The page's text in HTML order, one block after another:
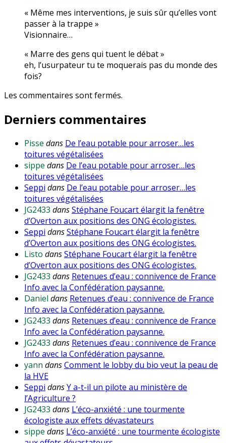
« Même mes interventions, je suis sûr qu’elles vont
passer à la trappe »
Visionnaire…
« Marre des gens qui tuent le débat »
eh, l’usurpateur tu te moquerais pas du monde des
fois?
Les commentaires sont fermés.
Derniers commentaires
Pisse dans De l’eau potable pour arroser…les
toitures végétalisées
sippe dans De l’eau potable pour arroser…les
toitures végétalisées
Seppi dans De l’eau potable pour arroser…les
toitures végétalisées
JG2433 dansStéphane Foucart élargit la fenêtre
d’Overton aux positions des ONG écologistes.
Seppi dansStéphane Foucart élargit la fenêtre
d’Overton aux positions des ONG écologistes.
Listo dansStéphane Foucart élargit la fenêtre
d’Overton aux positions des ONG écologistes.
JG2433 dans Retenues d’eau : connivence de France
Info avec la Confédération paysanne.
Daniel dans Retenues d’eau : connivence de France
Info avec la Confédération paysanne.
JG2433 dans Retenues d’eau : connivence de France
Info avec la Confédération paysanne.
JG2433 dans Retenues d’eau : connivence de France
Info avec la Confédération paysanne.
yann dansComment le lobby du bio veut la peau de
la HVE
Seppi dansY a-t-il un pilote au ministère de
l’Agriculture ?
JG2433 dans L’éco-anxiété : une tourmente
écologiste aux effets dévastateurs
sippe dans L’éco-anxiété : une tourmente écologiste